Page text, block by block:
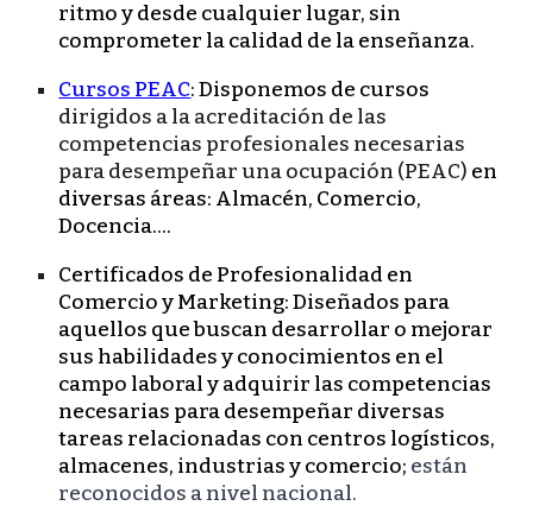
ritmo y desde cualquier lugar, sin
comprometer la calidad de la enseñanza.
Cursos PEAC:Disponemos de cursos
dirigidos a laacreditación de las
competencias profesionales necesarias
para desempeñar una ocupación (PEAC) en
diversas áreas: Almacén, Comercio,
Docencia....
Certificados de Profesionalidad en
Comercio y Marketing:Diseñados para
aquellos que buscan desarrollar o mejorar
sus habilidades y conocimientos en el
campo laboral y adquirir las competencias
necesarias para desempeñar diversas
tareas relacionadas con centros logísticos,
almacenes, industrias y comercio; están
reconocidos a nivel nacional.